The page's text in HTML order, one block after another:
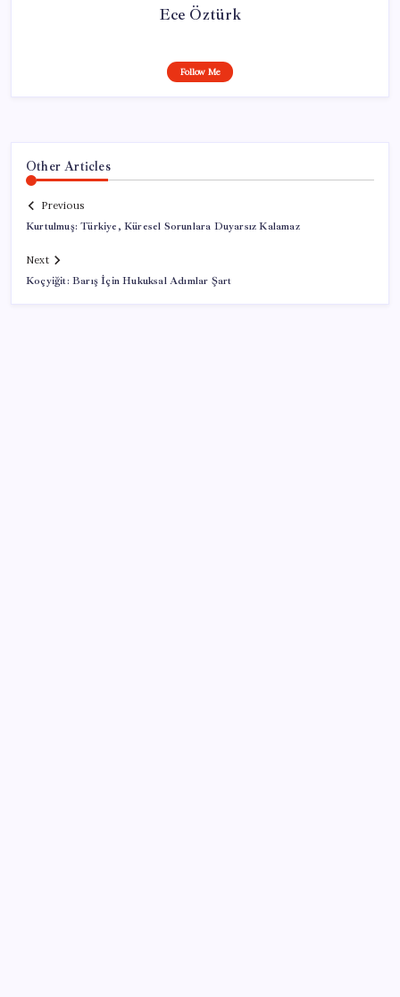
Ece Öztürk
Follow Me
Other Articles
Previous
Kurtulmuş: Türkiye, Küresel Sorunlara Duyarsız Kalamaz
Next
Koçyiğit: Barış İçin Hukuksal Adımlar Şart